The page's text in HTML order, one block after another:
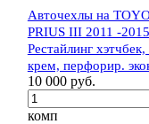
Авточехлы на
PRIUS III 2011 -2015
Рестайлинг
крем, перфорир.
10 000 руб.
комп